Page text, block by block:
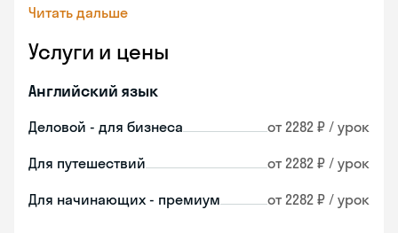
Читать дальше
Услуги и цены
Английский язык
Деловой - для бизнеса от 2282 ₽ / урок
Для путешествий от 2282 ₽ / урок
Для начинающих - премиум от 2282 ₽ / урок